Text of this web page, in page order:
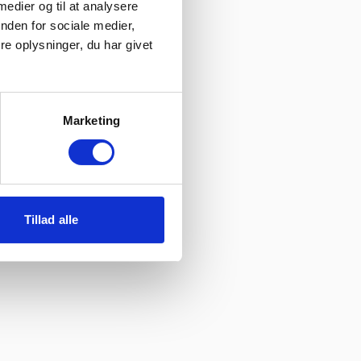
og til at analysere
for sociale medier,
oplysninger, du har givet
Marketing
Tillad alle